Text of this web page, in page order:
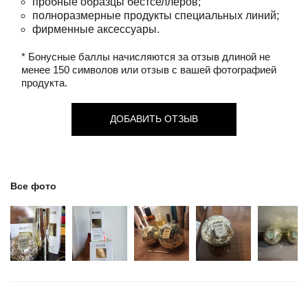
полноразмерные продукты специальных линий;
фирменные аксессуары.
* Бонусные баллы начисляются за отзыв длиной не
менее 150 символов или отзыв с вашей фотографией
продукта.
ДОБАВИТЬ ОТЗЫВ
Все фото